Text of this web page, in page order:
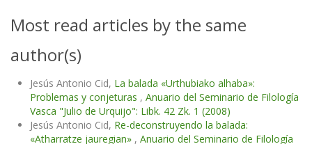
Most read articles by the same
author(s)
Jesús Antonio Cid, La balada «Urthubiako alhaba»:
Problemas y conjeturas , Anuario del Seminario de Filología
Vasca "Julio de Urquijo": Libk. 42 Zk. 1 (2008)
Jesús Antonio Cid, Re-deconstruyendo la balada:
«Atharratze jauregian» , Anuario del Seminario de Filología